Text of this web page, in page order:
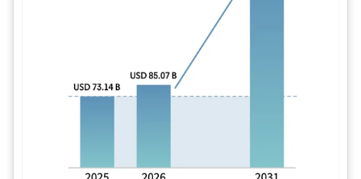
画像 © Mordor Intelligence。再利用には